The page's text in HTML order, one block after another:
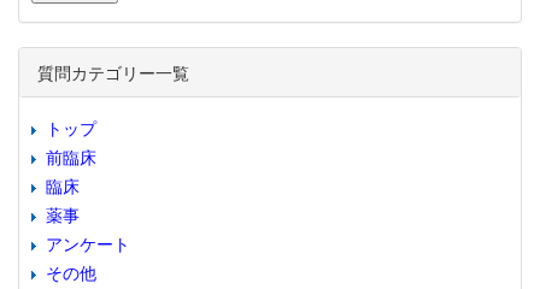
質問カテゴリー一覧
トップ
前臨床
臨床
薬事
アンケート
その他